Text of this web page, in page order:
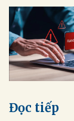
Đọc tiếp